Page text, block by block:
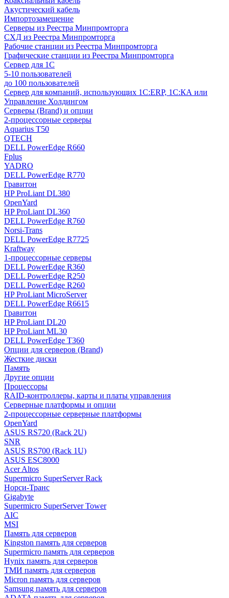
Акустический кабель
Импортозамещение
Серверы из Реестра Минпромторга
СХД из Реестра Минпромторга
Рабочие станции из Реестра Минпромторга
Графические станции из Реестра Минпромторга
Сервер для 1С
5-10 пользователей
до 100 пользователей
Сервер для компаний, использующих 1C:ERP, 1С:КА или
Управление Холдингом
Серверы (Brand) и опции
2-процессорные серверы
Aquarius T50
QTECH
DELL PowerEdge R660
Fplus
YADRO
DELL PowerEdge R770
Гравитон
HP ProLiant DL380
OpenYard
HP ProLiant DL360
DELL PowerEdge R760
Norsi-Trans
DELL PowerEdge R7725
Kraftway
1-процессорные серверы
DELL PowerEdge R360
DELL PowerEdge R250
DELL PowerEdge R260
HP ProLiant MicroServer
DELL PowerEdge R6615
Гравитон
HP ProLiant DL20
HP ProLiant ML30
DELL PowerEdge T360
Опции для серверов (Brand)
Жесткие диски
Память
Другие опции
Процессоры
RAID-контроллеры, карты и платы управления
Серверные платформы и опции
2-процессорные серверные платформы
OpenYard
ASUS RS720 (Rack 2U)
SNR
ASUS RS700 (Rack 1U)
ASUS ESC8000
Acer Altos
Supermicro SuperServer Rack
Норси-Транс
Gigabyte
Supermicro SuperServer Tower
AIC
MSI
Память для серверов
Kingston память для серверов
Supermicro память для серверов
Hynix память для серверов
ТМИ память для серверов
Micron память для серверов
Samsung память для серверов